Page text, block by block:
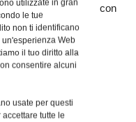
utilizzate in gran
le tue
non ti identificano
Web
il tuo diritto alla
consentire alcuni
usate per questi
tutte le
La conclusione l’8, con
cardinalizio.
alle famiglie e la